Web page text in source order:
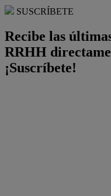
SUSCRÍBETE
Recibe las
RRHH
¡Suscríbete!